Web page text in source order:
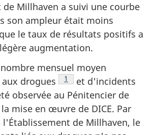
Millhaven a suivi une courbe
son ampleur était moins
le taux de résultats positifs a
augmentation.
mensuel moyen
drogues
Note de bas de page
1
et d'incidents
bas de page
observée au Pénitencier de
mise en œuvre de DICE. Par
l'Établissement de Millhaven, le